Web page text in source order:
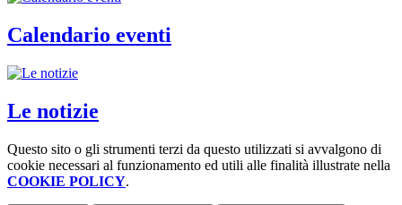
Calendario eventi
Le notizie
Questo sito o gli strumenti terzi da questo utilizzati si avvalgono di
cookie necessari al funzionamento ed utili alle finalità illustrate nella
COOKIE POLICY.